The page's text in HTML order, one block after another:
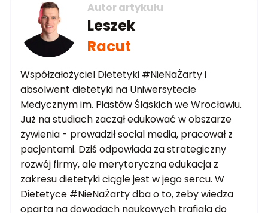
Autor artykułu
Leszek
Racut
Współzałożyciel Dietetyki #NieNaŻarty i
absolwent dietetyki na Uniwersytecie
Medycznym im. Piastów Śląskich we Wrocławiu.
Już na studiach zaczął edukować w obszarze
żywienia - prowadził social media, pracował z
pacjentami. Dziś odpowiada za strategiczny
rozwój firmy, ale merytoryczna edukacja z
zakresu dietetyki ciągle jest w jego sercu. W
Dietetyce #NieNaŻarty dba o to, żeby wiedza
oparta na dowodach naukowych trafiała do